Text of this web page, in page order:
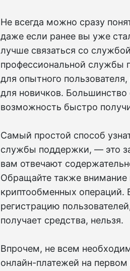
Не всегда можно сразу
даже если ранее вы уже
лучше связаться со
профессиональной службы
для опытного
для новичков. Большинство
возможность быстро
Самый простой способ
службы поддержки, — это
вам отвечают
Обращайте также
криптообменных операций.
регистрацию
получает средства, нельзя.
Впрочем, не всем
онлайн-платежей на